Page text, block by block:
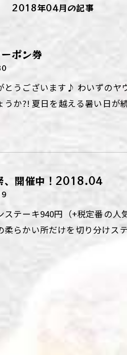
2018年04月の記事
ポン券
とうございます♪ わいずのヤ
うか?! 夏日を越える暑い日が
、開催中！2018.04
ステーキ940円（+税定番の人
柔らかい所だけを切り分けス